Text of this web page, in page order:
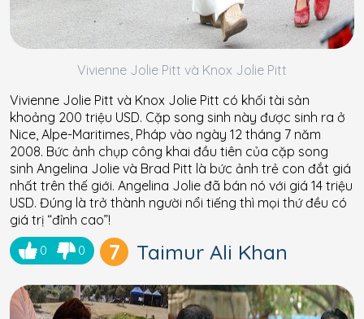
Vivienne Jolie Pitt và Knox Jolie Pitt
Vivienne Jolie Pitt và Knox Jolie Pitt có khối tài sản
khoảng 200 triệu USD. Cặp song sinh này được sinh ra ở
Nice, Alpe-Maritimes, Pháp vào ngày 12 tháng 7 năm
2008. Bức ảnh chụp công khai đầu tiên của cặp song
sinh Angelina Jolie và Brad Pitt là bức ảnh trẻ con đắt giá
nhất trên thế giới. Angelina Jolie đã bán nó với giá 14 triệu
USD. Đúng là trở thành người nổi tiếng thì mọi thứ đều có
giá trị “đỉnh cao”!
0 0 7 Taimur Ali Khan